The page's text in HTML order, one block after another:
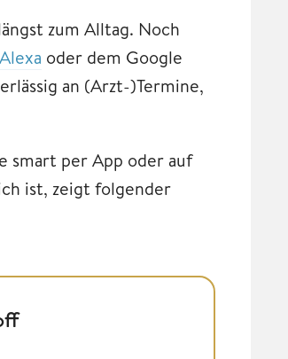
zum Alltag. Noch
Alexa oder dem Google
an (Arzt-)Termine,
smart per App oder auf
ist, zeigt folgender